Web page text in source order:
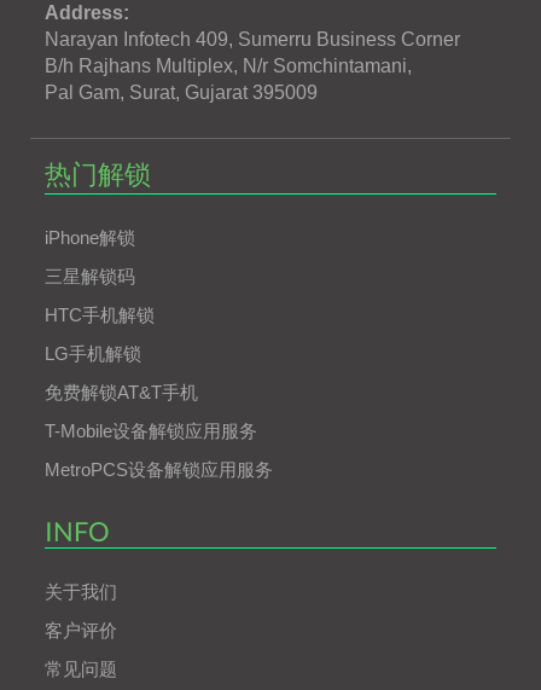
Address:
Narayan Infotech 409, Sumerru Business Corner
B/h Rajhans Multiplex, N/r Somchintamani,
Pal Gam, Surat, Gujarat 395009
热门解锁
iPhone解锁
三星解锁码
HTC手机解锁
LG手机解锁
免费解锁AT&T手机
T-Mobile设备解锁应用服务
MetroPCS设备解锁应用服务
INFO
关于我们
客户评价
常见问题